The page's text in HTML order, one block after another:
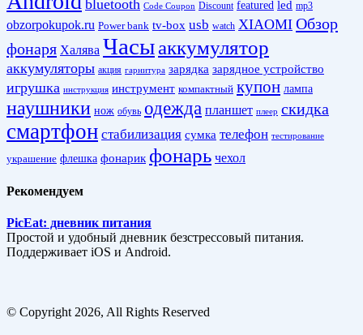
bluetooth Code Coupon Discount featured led mp3
obzorpokupok.ru Power bank tv-box usb watch XIAOMI Обзор
фонаря Халява Часыаккумулятор
аккумуляторы акция гарнитура зарядка зарядное устройство
игрушка инструкция инструмент компактный купон лампа
наушники нож обувь одежда планшет плеер скидка
смартфон стабилизация сумка телефон тестирование
украшение флешка фонарик фонарь чехол
Рекомендуем
PicEat: дневник питания
Простой и удобный дневник безстрессовый питания.
Поддерживает iOS и Android.
© Copyright 2026, All Rights Reserved